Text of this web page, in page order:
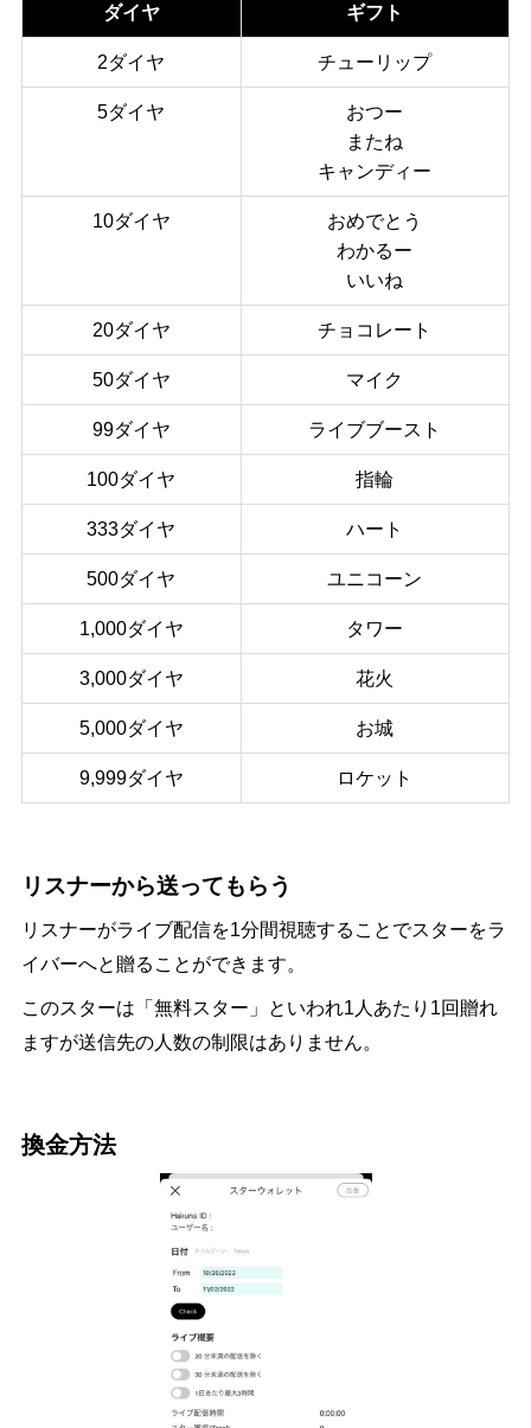
ダイヤ ギフト
2ダイヤ チューリップ
5ダイヤ
おつー
またね
キャンディー
10ダイヤ
おめでとう
わかるー
いいね
20ダイヤ チョコレート
50ダイヤ マイク
99ダイヤ ライブブースト
100ダイヤ 指輪
333ダイヤ ハート
500ダイヤ ユニコーン
1,000ダイヤ タワー
3,000ダイヤ 花火
5,000ダイヤ お城
9,999ダイヤ ロケット
リスナーから送ってもらう
リスナーがライブ配信を1分間視聴することでスターをラ
イバーへと贈ることができます。
このスターは「無料スター」といわれ1人あたり1回贈れ
ますが送信先の人数の制限はありません。
換金方法